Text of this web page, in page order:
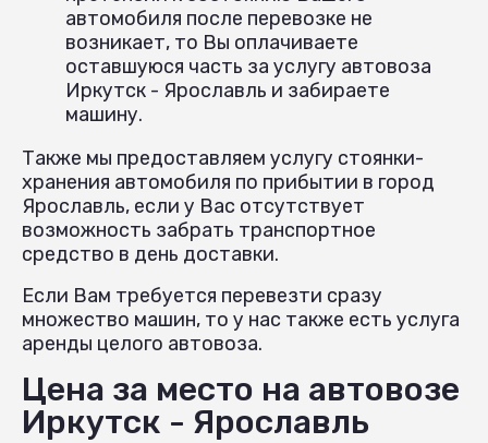
автомобиля после перевозке не
возникает, то Вы оплачиваете
оставшуюся часть за услугу автовоза
Иркутск - Ярославль и забираете
машину.
Также мы предоставляем услугу стоянки-
хранения автомобиля по прибытии в город
Ярославль, если у Вас отсутствует
возможность забрать транспортное
средство в день доставки.
Если Вам требуется перевезти сразу
множество машин, то у нас также есть услуга
аренды целого автовоза.
Цена за место на автовозе
Иркутск - Ярославль